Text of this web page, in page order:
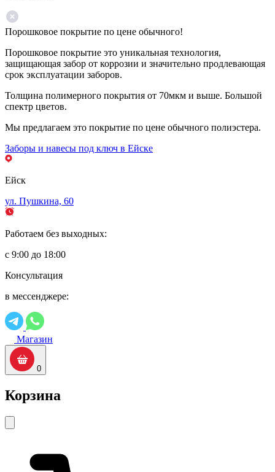
Порошковое покрытие по цене обычного!
Порошковое покрытие это уникальная технология,
защищающая забор от коррозии и значительно продлевающая
срок эксплуатации заборов.
Толщина полимерного покрытия от 70мкм и выше. Большой
спектр цветов.
Мы предлагаем это покрытие по цене обычного полиэстера.
Заборы и навесы под ключ в Ейске
Ейск
ул. Пушкина, 60
Работаем без выходных:
с 9:00 до 18:00
Консультация
в мессенджере:
Магазин
0
Корзина